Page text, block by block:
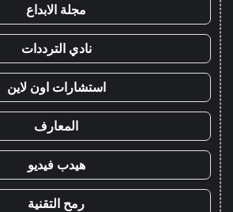
مجلة الابداع
نادي الترددات
استشارات اون لاين
المعارف
هيدب فيديو
رمح التقنية